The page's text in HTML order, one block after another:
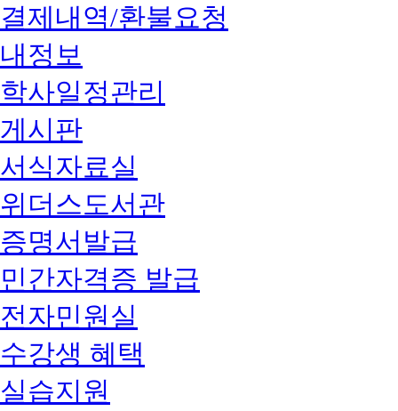
결제내역/환불요청
내정보
학사일정관리
게시판
서식자료실
위더스도서관
증명서발급
민간자격증 발급
전자민원실
수강생 혜택
실습지원